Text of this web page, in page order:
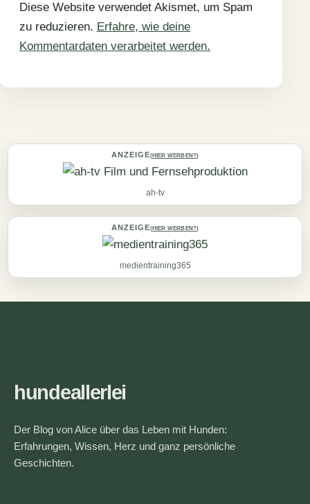
Diese Website verwendet Akismet, um Spam
zu reduzieren. Erfahre, wie deine
Kommentardaten verarbeitet werden.
ANZEIGE(HIER WERBEN?)
ah-tv
ANZEIGE(HIER WERBEN?)
medientraining365
hundeallerlei
Der Blog von Alice über das Leben mit Hunden:
Erfahrungen, Wissen, Herz und ganz persönliche
Geschichten.